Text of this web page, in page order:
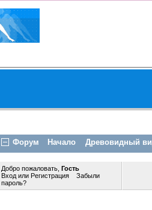
Форум Начало Древовидный
Добро пожаловать, Гость
Вход или Регистрация
Забыли
пароль?